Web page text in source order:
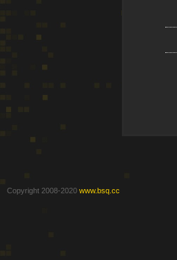
Copyright 2008-2020 www.bsq.cc